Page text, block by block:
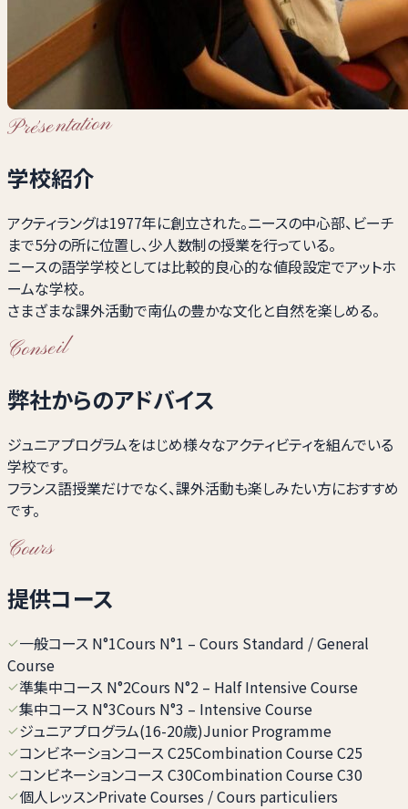
Présentation
学校紹介
アクティラングは1977年に創立された。ニースの中心部、ビーチ
まで5分の所に位置し、少人数制の授業を行っている。
ニースの語学学校としては比較的良心的な値段設定でアットホ
ームな学校。
さまざまな課外活動で南仏の豊かな文化と自然を楽しめる。
Conseil
弊社からのアドバイス
ジュニアプログラムをはじめ様々なアクティビティを組んでいる
学校です。
フランス語授業だけでなく、課外活動も楽しみたい方におすすめ
です。
Cours
提供コース
一般コース N°1Cours N°1 – Cours Standard / General
Course
準集中コース N°2Cours N°2 – Half Intensive Course
集中コース N°3Cours N°3 – Intensive Course
ジュニアプログラム(16-20歳)Junior Programme
コンビネーションコース C25Combination Course C25
コンビネーションコース C30Combination Course C30
個人レッスンPrivate Courses / Cours particuliers